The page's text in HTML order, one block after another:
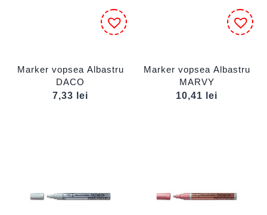
Marker vopsea Albastru
DACO
7,33
lei
Marker vopsea Albastru
MARVY
10,41
lei